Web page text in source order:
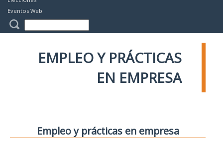
Eventos Web
EMPLEO Y PRÁCTICAS
EN EMPRESA
Empleo y prácticas en empresa